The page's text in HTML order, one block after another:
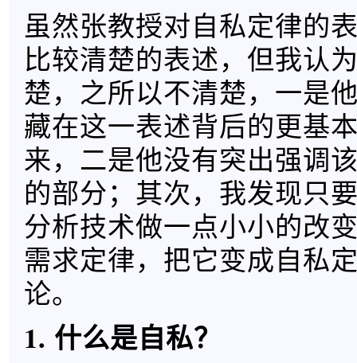
虽然张教授对自私定律的
比较清楚的表述，但我认
楚，之所以不清楚，一是
藏在这一表述背后的更基
来，二是他没有突出强调
的部分；其次，我发现只
分析技术做一点小小的改
需求定律，把它变成自私
论。
1. 什么是自私？